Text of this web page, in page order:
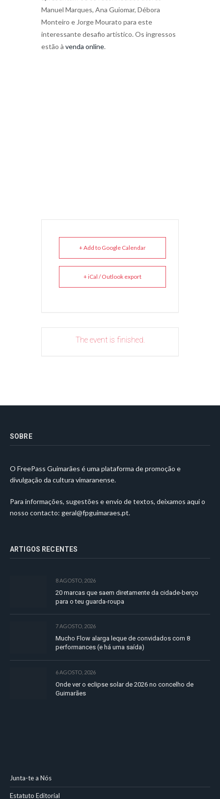
Manuel Marques, Ana Guiomar, Débora
Monteiro e Jorge Mourato para este
interessante desafio artístico. Os ingressos
estão à venda online.
+ Add to Google Calendar
+ iCal / Outlook export
The event is finished.
SOBRE
O FreePass Guimarães é uma plataforma de promoção e
divulgação da cultura vimaranense.
Para informações, sugestões e envio de textos, deixamos aqui o
nosso contacto: geral@fpguimaraes.pt.
ARTIGOS RECENTES
8 AGOSTO, 2026
20 marcas que saem diretamente da cidade-berço
para o teu guarda-roupa
7 AGOSTO, 2026
Mucho Flow alarga leque de convidados com 8
performances (e há uma saída)
6 AGOSTO, 2026
Onde ver o eclipse solar de 2026 no concelho de
Guimarães
Junta-te a Nós
Estatuto Editorial